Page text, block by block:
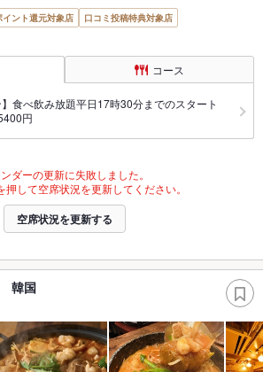
イント還元対象店
口コミ投稿特典対象店
コース
】食べ飲み放題平日17時30分までのスタート
円
ダーの更新に失敗しました。
押して空席状況を更新してください。
空席状況を更新する
韓国